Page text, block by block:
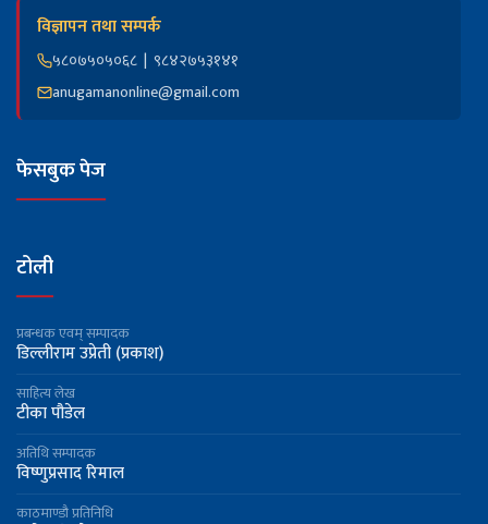
विज्ञापन तथा सम्पर्क
५८०७५०५०६८ | ९८४२७५३१४१
anugamanonline@gmail.com
फेसबुक पेज
टोली
प्रबन्धक एवम् सम्पादक
डिल्लीराम उप्रेती (प्रकाश)
साहित्य लेख
टीका पौडेल
अतिथि सम्पादक
विष्णुप्रसाद रिमाल
काठमाण्डौ प्रतिनिधि